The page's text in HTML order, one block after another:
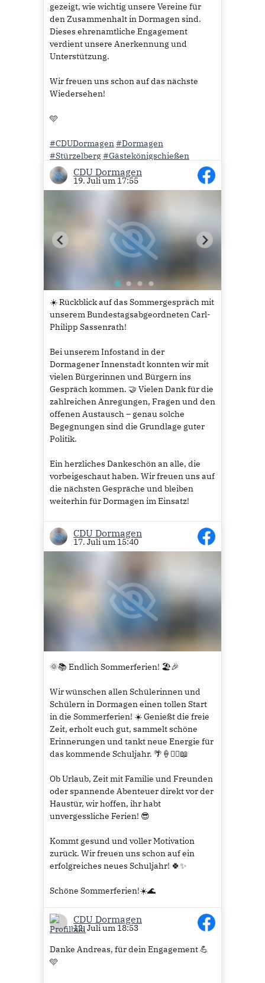
gezeigt, wie wichtig unsere Vereine für
den Zusammenhalt in Dormagen sind.
Dieses ehrenamtliche Engagement
verdient unsere Anerkennung und
Unterstützung.
Wir freuen uns schon auf das nächste
Wiedersehen!
🩵
#CDUDormagen#Dormagen
#Stürzelberg#Gästekönigschießen
#KönigDerKönige
#Schützenbruderschaft
#Schützenwesen
#Ehrenamt#Vereinsleben#Heimat
10
CDU Dormagen
19. Juli um 17:55
☀️ Rückblick auf das Sommergespräch mit
unserem Bundestagsabgeordneten Carl-
Philipp Sassenrath!
Bei unserem Infostand in der
Dormagener Innenstadt konnten wir mit
vielen Bürgerinnen und Bürgern ins
Gespräch kommen. 🤝 Vielen Dank für die
zahlreichen Anregungen, Fragen und den
offenen Austausch – genau solche
Begegnungen sind die Grundlage guter
Politik.
Ein herzliches Dankeschön an alle, die
vorbeigeschaut haben. Wir freuen uns auf
die nächsten Gespräche und bleiben
weiterhin für Dormagen im Einsatz!
#CDU
#Sommergespräch#ImGespräch
#PolitikVorOrt#Zuhören
10
CDU Dormagen
17. Juli um 15:40
🌞📚 Endlich Sommerferien! 🏖️🎉
Wir wünschen allen Schülerinnen und
Schülern in Dormagen einen tollen Start
in die Sommerferien! ☀️ Genießt die freie
Zeit, erholt euch gut, sammelt schöne
Erinnerungen und tankt neue Energie für
das kommende Schuljahr. 🌴🍦🚴‍♀️📖
Ob Urlaub, Zeit mit Familie und Freunden
oder spannende Abenteuer direkt vor der
Haustür, wir hoffen, ihr habt
unvergessliche Ferien! 😎
Kommt gesund und voller Motivation
zurück. Wir freuen uns schon auf ein
erfolgreiches neues Schuljahr! 🍀✨
Schöne Sommerferien!☀️🌊
#CDUDormagen #Dormagen
#Sommerferien#SchöneFerien
#GemeinsamFürDormagen
CDU Dormagen
12. Juli um 18:53
Danke Andreas, für dein Engagement 💪
🩵